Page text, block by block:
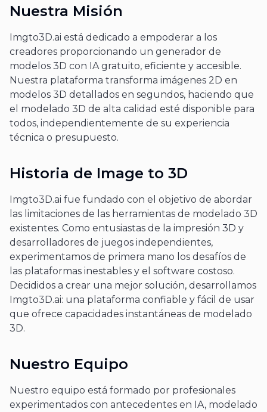
Nuestra Misión
Imgto3D.ai está dedicado a empoderar a los
creadores proporcionando un generador de
modelos 3D con IA gratuito, eficiente y accesible.
Nuestra plataforma transforma imágenes 2D en
modelos 3D detallados en segundos, haciendo que
el modelado 3D de alta calidad esté disponible para
todos, independientemente de su experiencia
técnica o presupuesto.
Historia de Image to 3D
Imgto3D.ai fue fundado con el objetivo de abordar
las limitaciones de las herramientas de modelado 3D
existentes. Como entusiastas de la impresión 3D y
desarrolladores de juegos independientes,
experimentamos de primera mano los desafíos de
las plataformas inestables y el software costoso.
Decididos a crear una mejor solución, desarrollamos
Imgto3D.ai: una plataforma confiable y fácil de usar
que ofrece capacidades instantáneas de modelado
3D.
Nuestro Equipo
Nuestro equipo está formado por profesionales
experimentados con antecedentes en IA, modelado